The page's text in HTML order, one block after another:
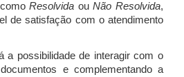
comoResolvida ouNão Resolvida,
de satisfação com o atendimento
a possibilidade de interagir com o
e complementando a